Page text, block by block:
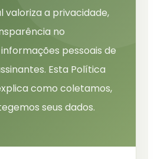
valoriza a privacidade,
no
pessoais de
Esta Política
como coletamos,
seus dados.